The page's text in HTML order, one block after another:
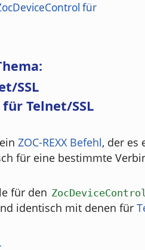
für
SSL
Telnet/SSL
ZOC-REXX Befehl, der es
für eine bestimmte
für den
identisch mit denen für